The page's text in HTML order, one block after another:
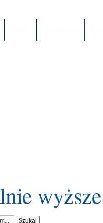
wyższe